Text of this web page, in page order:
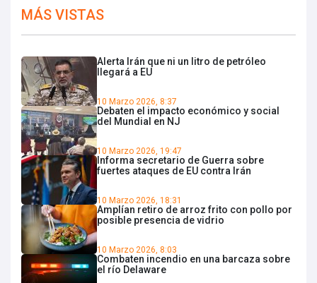
MÁS VISTAS
Alerta Irán que ni un litro de petróleo
llegará a EU
10 Marzo 2026, 8:37
Debaten el impacto económico y social
del Mundial en NJ
10 Marzo 2026, 19:47
Informa secretario de Guerra sobre
fuertes ataques de EU contra Irán
10 Marzo 2026, 18:31
Amplían retiro de arroz frito con pollo por
posible presencia de vidrio
10 Marzo 2026, 8:03
Combaten incendio en una barcaza sobre
el río Delaware